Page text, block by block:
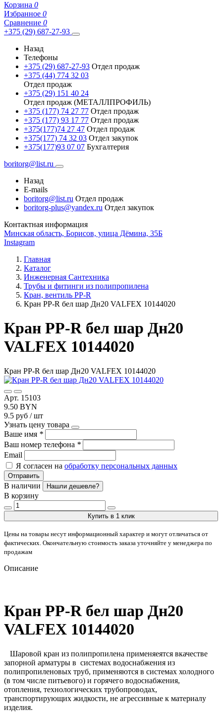
Корзина 0
Избранное 0
Сравнение 0
+375 (29) 687-27-93
Назад
Телефоны
+375 (29) 687-27-93 Отдел продаж
+375 (44) 774 32 03
Отдел продаж
+375 (29) 151 40 24
Отдел продаж (МЕТАЛЛПРОФИЛЬ)
+375 (177) 74 27 77 Отдел продаж
+375 (177) 93 17 77 Отдел продаж
+375(177)74 27 47 Отдел продаж
+375(177) 74 32 03 Отдел закупок
+375(177)93 07 07 Бухгалтерия
boritorg@list.ru
Назад
E-mails
boritorg@list.ru Отдел продаж
boritorg-plus@yandex.ru Отдел закупок
Контактная информация
Минская область, Борисов, улица Дёмина, 35Б
Instagram
Главная
Каталог
Инженерная Сантехника
Трубы и фитинги из полипропилена
Кран, вентиль PP-R
Кран PP-R бел шар Дн20 VALFEX 10144020
Кран PP-R бел шар Дн20
VALFEX 10144020
Кран PP-R бел шар Дн20 VALFEX 10144020
Арт. 15103
9.50 BYN
9.5 руб / шт
Узнать цену товара
Ваше имя *
Ваш номер телефона *
Email
Я согласен на обработку персональных данных
Отправить
В наличии Нашли дешевле?
В корзину
Купить в 1 клик
Цены на товары несут информационный характер и могут отличаться от
фактических. Окончательную стоимость заказа уточняйте у менеджера по
продажам
Описание
Кран PP-R бел шар Дн20
VALFEX 10144020
Шаровой кран из полипропилена применяеятся вкачестве
запорной арматуры в системах водоснабжения из
полипропиленовых труб, применяются в системах холодного
(в том числе питьевого) и горячего водоснабжения,
отопления, технологических трубопроводах,
транспортирующих жидкости, не агрессивные к материалу
изделия.